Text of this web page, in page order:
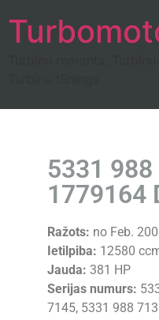
5331 988
1779164
Ražots: no Feb.
Ietilpiba: 12580
Jauda: 381 HP
Serijas numurs:
7145, 5331 988